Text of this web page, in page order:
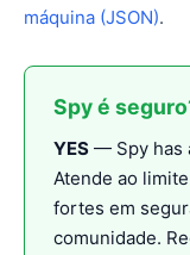
máquina (JSON).
Spy é
YES — Spy has
Atende ao
fortes em
comunidade.